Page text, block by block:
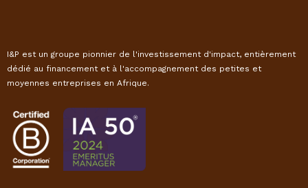
I&P est un groupe pionnier de l'investissement d'impact, entièrement
dédié au financement et à l'accompagnement des petites et
moyennes entreprises en Afrique.